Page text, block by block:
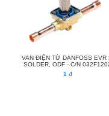
VAN ĐIỆN TỪ DANFOSS EVR
SOLDER, ODF - C/N
1 đ